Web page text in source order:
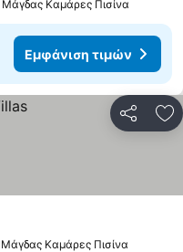
Καμάρες Πισίνα
Εμφάνιση τιμών
Καμάρες Πισίνα